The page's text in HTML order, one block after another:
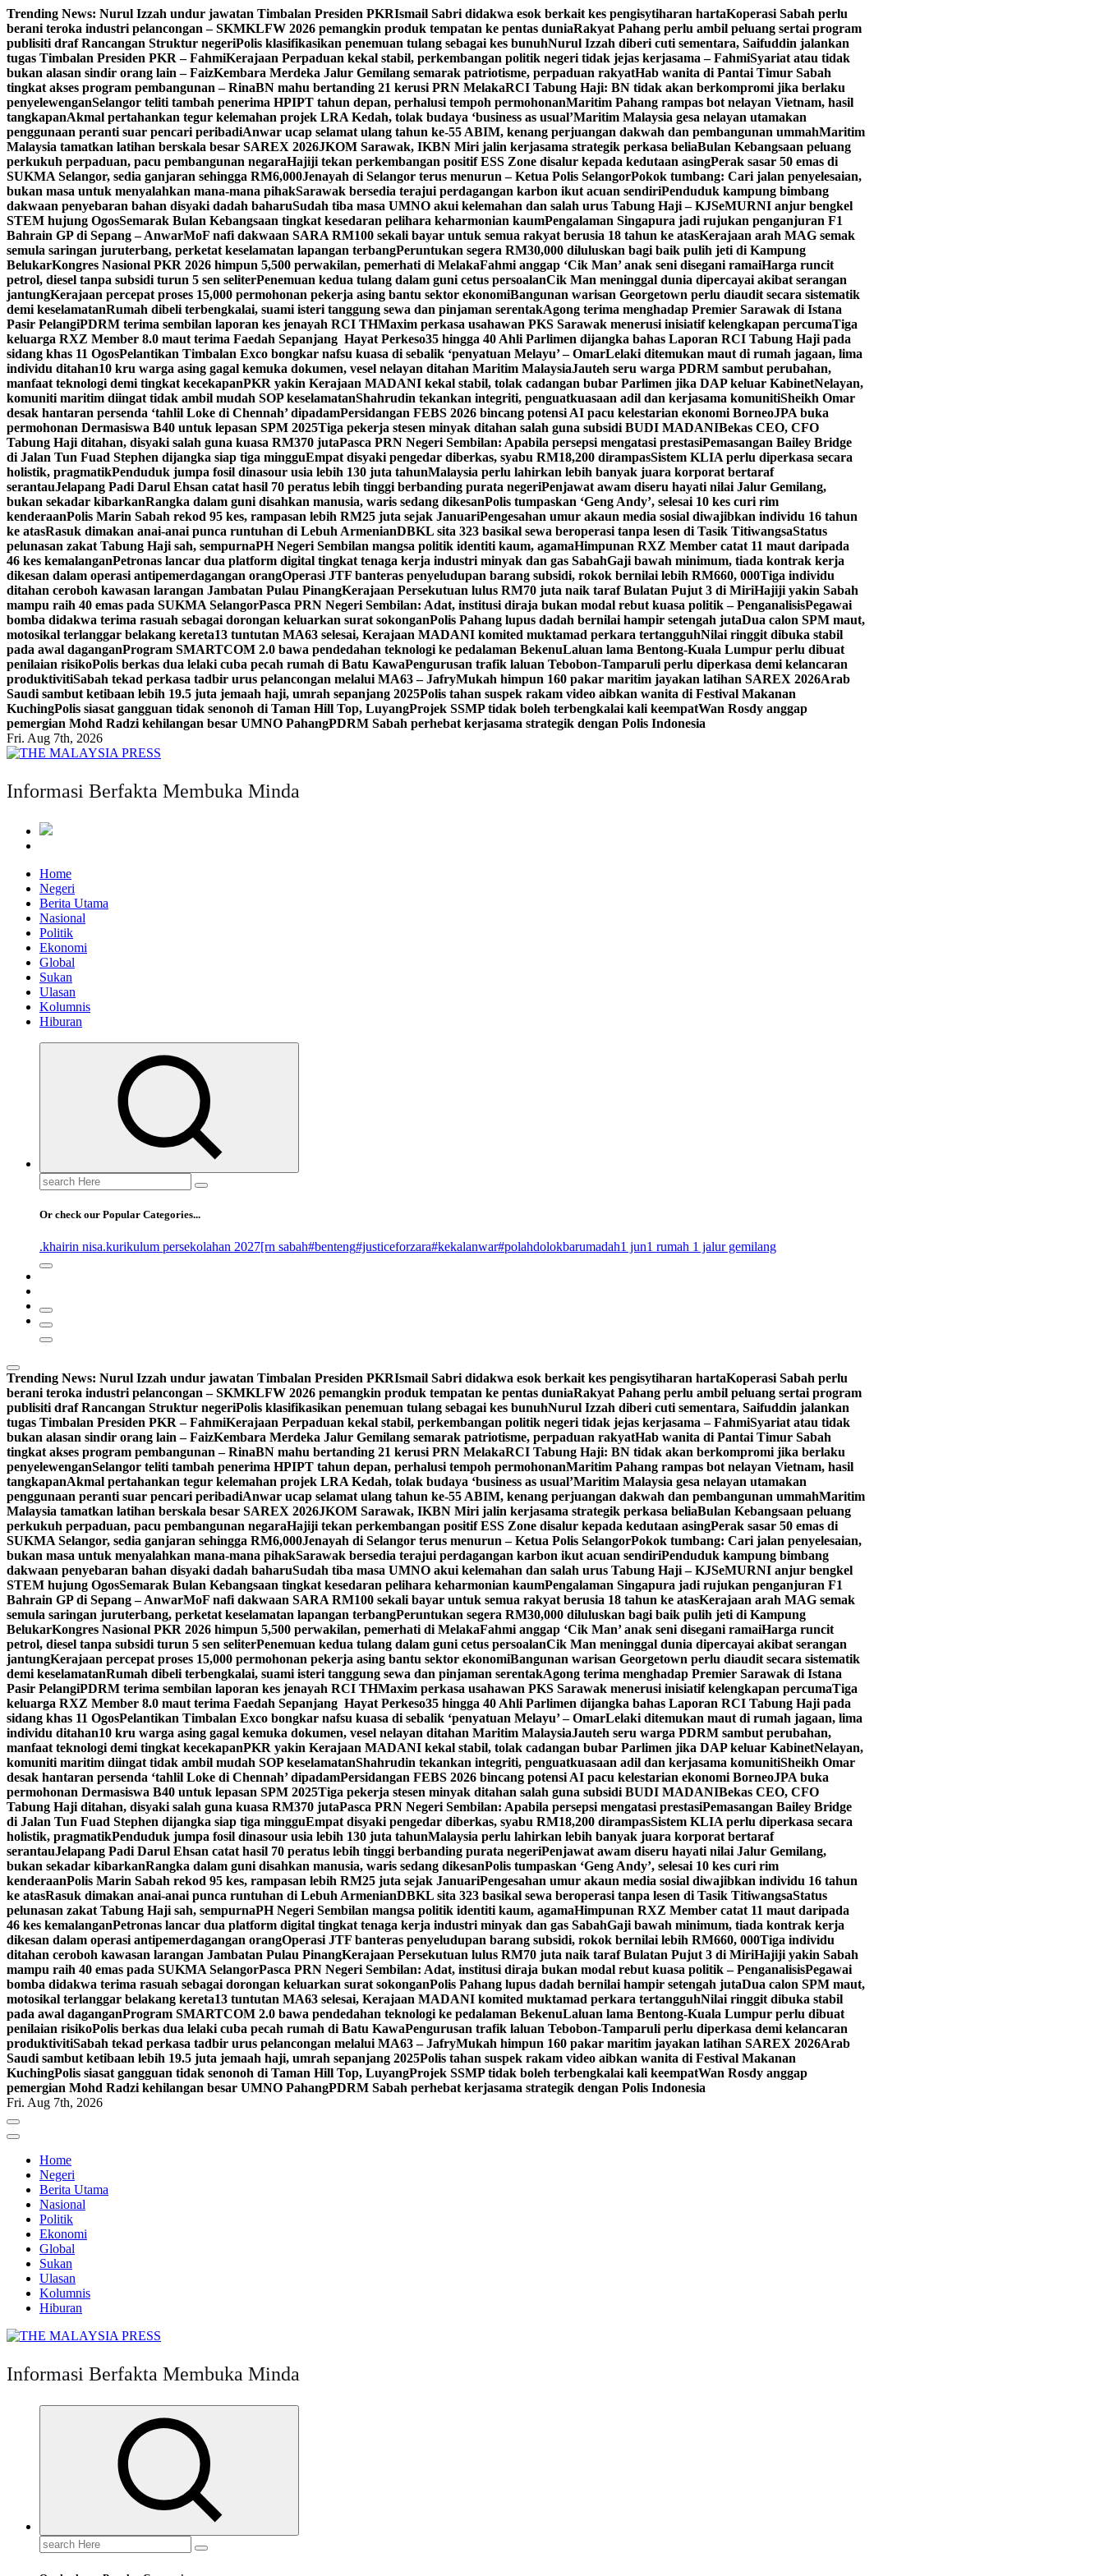
Skip
to
content
Trending News: Nurul Izzah undur jawatan Timbalan Presiden PKRIsmail Sabri didakwa esok berkait kes pengisytiharan hartaKoperasi Sabah perlu
berani teroka industri pelancongan – SKMKLFW 2026 pemangkin produk tempatan ke pentas duniaRakyat Pahang perlu ambil peluang sertai program
publisiti draf Rancangan Struktur negeriPolis klasifikasikan penemuan tulang sebagai kes bunuhNurul Izzah diberi cuti sementara, Saifuddin jalankan
tugas Timbalan Presiden PKR – FahmiKerajaan Perpaduan kekal stabil, perkembangan politik negeri tidak jejas kerjasama – FahmiSyariat atau tidak
bukan alasan sindir orang lain – FaizKembara Merdeka Jalur Gemilang semarak patriotisme, perpaduan rakyatHab wanita di Pantai Timur Sabah
tingkat akses program pembangunan – RinaBN mahu bertanding 21 kerusi PRN MelakaRCI Tabung Haji: BN tidak akan berkompromi jika berlaku
penyelewenganSelangor teliti tambah penerima HPIPT tahun depan, perhalusi tempoh permohonanMaritim Pahang rampas bot nelayan Vietnam, hasil
tangkapanAkmal pertahankan tegur kelemahan projek LRA Kedah, tolak budaya ‘business as usual’Maritim Malaysia gesa nelayan utamakan
penggunaan peranti suar pencari peribadiAnwar ucap selamat ulang tahun ke-55 ABIM, kenang perjuangan dakwah dan pembangunan ummahMaritim
Malaysia tamatkan latihan berskala besar SAREX 2026JKOM Sarawak, IKBN Miri jalin kerjasama strategik perkasa beliaBulan Kebangsaan peluang
perkukuh perpaduan, pacu pembangunan negaraHajiji tekan perkembangan positif ESS Zone disalur kepada kedutaan asingPerak sasar 50 emas di
SUKMA Selangor, sedia ganjaran sehingga RM6,000Jenayah di Selangor terus menurun – Ketua Polis SelangorPokok tumbang: Cari jalan penyelesaian,
bukan masa untuk menyalahkan mana-mana pihakSarawak bersedia terajui perdagangan karbon ikut acuan sendiriPenduduk kampung bimbang
dakwaan penyebaran bahan disyaki dadah baharuSudah tiba masa UMNO akui kelemahan dan salah urus Tabung Haji – KJSeMURNI anjur bengkel
STEM hujung OgosSemarak Bulan Kebangsaan tingkat kesedaran pelihara keharmonian kaumPengalaman Singapura jadi rujukan penganjuran F1
Bahrain GP di Sepang – AnwarMoF nafi dakwaan SARA RM100 sekali bayar untuk semua rakyat berusia 18 tahun ke atasKerajaan arah MAG semak
semula saringan juruterbang, perketat keselamatan lapangan terbangPeruntukan segera RM30,000 diluluskan bagi baik pulih jeti di Kampung
BelukarKongres Nasional PKR 2026 himpun 5,500 perwakilan, pemerhati di MelakaFahmi anggap ‘Cik Man’ anak seni disegani ramaiHarga runcit
petrol, diesel tanpa subsidi turun 5 sen seliterPenemuan kedua tulang dalam guni cetus persoalanCik Man meninggal dunia dipercayai akibat serangan
jantungKerajaan percepat proses 15,000 permohonan pekerja asing bantu sektor ekonomiBangunan warisan Georgetown perlu diaudit secara sistematik
demi keselamatanRumah dibeli terbengkalai, suami isteri tanggung sewa dan pinjaman serentakAgong terima menghadap Premier Sarawak di Istana
Pasir PelangiPDRM terima sembilan laporan kes jenayah RCI THMaxim perkasa usahawan PKS Sarawak menerusi inisiatif kelengkapan percumaTiga
keluarga RXZ Member 8.0 maut terima Faedah Sepanjang Hayat Perkeso35 hingga 40 Ahli Parlimen dijangka bahas Laporan RCI Tabung Haji pada
sidang khas 11 OgosPelantikan Timbalan Exco bongkar nafsu kuasa di sebalik ‘penyatuan Melayu’ – OmarLelaki ditemukan maut di rumah jagaan, lima
individu ditahan10 kru warga asing gagal kemuka dokumen, vesel nelayan ditahan Maritim MalaysiaJauteh seru warga PDRM sambut perubahan,
manfaat teknologi demi tingkat kecekapanPKR yakin Kerajaan MADANI kekal stabil, tolak cadangan bubar Parlimen jika DAP keluar KabinetNelayan,
komuniti maritim diingat tidak ambil mudah SOP keselamatanShahrudin tekankan integriti, penguatkuasaan adil dan kerjasama komunitiSheikh Omar
desak hantaran persenda ‘tahlil Loke di Chennah’ dipadamPersidangan FEBS 2026 bincang potensi AI pacu kelestarian ekonomi BorneoJPA buka
permohonan Dermasiswa B40 untuk lepasan SPM 2025Tiga pekerja stesen minyak ditahan salah guna subsidi BUDI MADANIBekas CEO, CFO
Tabung Haji ditahan, disyaki salah guna kuasa RM370 jutaPasca PRN Negeri Sembilan: Apabila persepsi mengatasi prestasiPemasangan Bailey Bridge
di Jalan Tun Fuad Stephen dijangka siap tiga mingguEmpat disyaki pengedar diberkas, syabu RM18,200 dirampasSistem KLIA perlu diperkasa secara
holistik, pragmatikPenduduk jumpa fosil dinasour usia lebih 130 juta tahunMalaysia perlu lahirkan lebih banyak juara korporat bertaraf
serantauJelapang Padi Darul Ehsan catat hasil 70 peratus lebih tinggi berbanding purata negeriPenjawat awam diseru hayati nilai Jalur Gemilang,
bukan sekadar kibarkanRangka dalam guni disahkan manusia, waris sedang dikesanPolis tumpaskan ‘Geng Andy’, selesai 10 kes curi rim
kenderaanPolis Marin Sabah rekod 95 kes, rampasan lebih RM25 juta sejak JanuariPengesahan umur akaun media sosial diwajibkan individu 16 tahun
ke atasRasuk dimakan anai-anai punca runtuhan di Lebuh ArmenianDBKL sita 323 basikal sewa beroperasi tanpa lesen di Tasik TitiwangsaStatus
pelunasan zakat Tabung Haji sah, sempurnaPH Negeri Sembilan mangsa politik identiti kaum, agamaHimpunan RXZ Member catat 11 maut daripada
46 kes kemalanganPetronas lancar dua platform digital tingkat tenaga kerja industri minyak dan gas SabahGaji bawah minimum, tiada kontrak kerja
dikesan dalam operasi antipemerdagangan orangOperasi JTF banteras penyeludupan barang subsidi, rokok bernilai lebih RM660, 000Tiga individu
ditahan ceroboh kawasan larangan Jambatan Pulau PinangKerajaan Persekutuan lulus RM70 juta naik taraf Bulatan Pujut 3 di MiriHajiji yakin Sabah
mampu raih 40 emas pada SUKMA SelangorPasca PRN Negeri Sembilan: Adat, institusi diraja bukan modal rebut kuasa politik – PenganalisisPegawai
bomba didakwa terima rasuah sebagai dorongan keluarkan surat sokonganPolis Pahang lupus dadah bernilai hampir setengah jutaDua calon SPM maut,
motosikal terlanggar belakang kereta13 tuntutan MA63 selesai, Kerajaan MADANI komited muktamad perkara tertangguhNilai ringgit dibuka stabil
pada awal daganganProgram SMARTCOM 2.0 bawa pendedahan teknologi ke pedalaman BekenuLaluan lama Bentong-Kuala Lumpur perlu dibuat
penilaian risikoPolis berkas dua lelaki cuba pecah rumah di Batu KawaPengurusan trafik laluan Tebobon-Tamparuli perlu diperkasa demi kelancaran
produktivitiSabah tekad perkasa tadbir urus pelancongan melalui MA63 – JafryMukah himpun 160 pakar maritim jayakan latihan SAREX 2026Arab
Saudi sambut ketibaan lebih 19.5 juta jemaah haji, umrah sepanjang 2025Polis tahan suspek rakam video aibkan wanita di Festival Makanan
KuchingPolis siasat gangguan tidak senonoh di Taman Hill Top, LuyangProjek SSMP tidak boleh terbengkalai kali keempatWan Rosdy anggap
pemergian Mohd Radzi kehilangan besar UMNO PahangPDRM Sabah perhebat kerjasama strategik dengan Polis Indonesia
Fri. Aug 7th, 2026
Informasi Berfakta Membuka Minda
Home
Negeri
Berita Utama
Nasional
Politik
Ekonomi
Global
Sukan
Ulasan
Kolumnis
Hiburan
Search
for:
Or check our Popular Categories...
.khairin nisa.kurikulum persekolahan 2027[rn sabah#benteng#justiceforzara#kekalanwar#polahdolokbarumadah1 jun1 rumah 1 jalur gemilang
Trending News: Nurul Izzah undur jawatan Timbalan Presiden PKRIsmail Sabri didakwa esok berkait kes pengisytiharan hartaKoperasi Sabah perlu
berani teroka industri pelancongan – SKMKLFW 2026 pemangkin produk tempatan ke pentas duniaRakyat Pahang perlu ambil peluang sertai program
publisiti draf Rancangan Struktur negeriPolis klasifikasikan penemuan tulang sebagai kes bunuhNurul Izzah diberi cuti sementara, Saifuddin jalankan
tugas Timbalan Presiden PKR – FahmiKerajaan Perpaduan kekal stabil, perkembangan politik negeri tidak jejas kerjasama – FahmiSyariat atau tidak
bukan alasan sindir orang lain – FaizKembara Merdeka Jalur Gemilang semarak patriotisme, perpaduan rakyatHab wanita di Pantai Timur Sabah
tingkat akses program pembangunan – RinaBN mahu bertanding 21 kerusi PRN MelakaRCI Tabung Haji: BN tidak akan berkompromi jika berlaku
penyelewenganSelangor teliti tambah penerima HPIPT tahun depan, perhalusi tempoh permohonanMaritim Pahang rampas bot nelayan Vietnam, hasil
tangkapanAkmal pertahankan tegur kelemahan projek LRA Kedah, tolak budaya ‘business as usual’Maritim Malaysia gesa nelayan utamakan
penggunaan peranti suar pencari peribadiAnwar ucap selamat ulang tahun ke-55 ABIM, kenang perjuangan dakwah dan pembangunan ummahMaritim
Malaysia tamatkan latihan berskala besar SAREX 2026JKOM Sarawak, IKBN Miri jalin kerjasama strategik perkasa beliaBulan Kebangsaan peluang
perkukuh perpaduan, pacu pembangunan negaraHajiji tekan perkembangan positif ESS Zone disalur kepada kedutaan asingPerak sasar 50 emas di
SUKMA Selangor, sedia ganjaran sehingga RM6,000Jenayah di Selangor terus menurun – Ketua Polis SelangorPokok tumbang: Cari jalan penyelesaian,
bukan masa untuk menyalahkan mana-mana pihakSarawak bersedia terajui perdagangan karbon ikut acuan sendiriPenduduk kampung bimbang
dakwaan penyebaran bahan disyaki dadah baharuSudah tiba masa UMNO akui kelemahan dan salah urus Tabung Haji – KJSeMURNI anjur bengkel
STEM hujung OgosSemarak Bulan Kebangsaan tingkat kesedaran pelihara keharmonian kaumPengalaman Singapura jadi rujukan penganjuran F1
Bahrain GP di Sepang – AnwarMoF nafi dakwaan SARA RM100 sekali bayar untuk semua rakyat berusia 18 tahun ke atasKerajaan arah MAG semak
semula saringan juruterbang, perketat keselamatan lapangan terbangPeruntukan segera RM30,000 diluluskan bagi baik pulih jeti di Kampung
BelukarKongres Nasional PKR 2026 himpun 5,500 perwakilan, pemerhati di MelakaFahmi anggap ‘Cik Man’ anak seni disegani ramaiHarga runcit
petrol, diesel tanpa subsidi turun 5 sen seliterPenemuan kedua tulang dalam guni cetus persoalanCik Man meninggal dunia dipercayai akibat serangan
jantungKerajaan percepat proses 15,000 permohonan pekerja asing bantu sektor ekonomiBangunan warisan Georgetown perlu diaudit secara sistematik
demi keselamatanRumah dibeli terbengkalai, suami isteri tanggung sewa dan pinjaman serentakAgong terima menghadap Premier Sarawak di Istana
Pasir PelangiPDRM terima sembilan laporan kes jenayah RCI THMaxim perkasa usahawan PKS Sarawak menerusi inisiatif kelengkapan percumaTiga
keluarga RXZ Member 8.0 maut terima Faedah Sepanjang Hayat Perkeso35 hingga 40 Ahli Parlimen dijangka bahas Laporan RCI Tabung Haji pada
sidang khas 11 OgosPelantikan Timbalan Exco bongkar nafsu kuasa di sebalik ‘penyatuan Melayu’ – OmarLelaki ditemukan maut di rumah jagaan, lima
individu ditahan10 kru warga asing gagal kemuka dokumen, vesel nelayan ditahan Maritim MalaysiaJauteh seru warga PDRM sambut perubahan,
manfaat teknologi demi tingkat kecekapanPKR yakin Kerajaan MADANI kekal stabil, tolak cadangan bubar Parlimen jika DAP keluar KabinetNelayan,
komuniti maritim diingat tidak ambil mudah SOP keselamatanShahrudin tekankan integriti, penguatkuasaan adil dan kerjasama komunitiSheikh Omar
desak hantaran persenda ‘tahlil Loke di Chennah’ dipadamPersidangan FEBS 2026 bincang potensi AI pacu kelestarian ekonomi BorneoJPA buka
permohonan Dermasiswa B40 untuk lepasan SPM 2025Tiga pekerja stesen minyak ditahan salah guna subsidi BUDI MADANIBekas CEO, CFO
Tabung Haji ditahan, disyaki salah guna kuasa RM370 jutaPasca PRN Negeri Sembilan: Apabila persepsi mengatasi prestasiPemasangan Bailey Bridge
di Jalan Tun Fuad Stephen dijangka siap tiga mingguEmpat disyaki pengedar diberkas, syabu RM18,200 dirampasSistem KLIA perlu diperkasa secara
holistik, pragmatikPenduduk jumpa fosil dinasour usia lebih 130 juta tahunMalaysia perlu lahirkan lebih banyak juara korporat bertaraf
serantauJelapang Padi Darul Ehsan catat hasil 70 peratus lebih tinggi berbanding purata negeriPenjawat awam diseru hayati nilai Jalur Gemilang,
bukan sekadar kibarkanRangka dalam guni disahkan manusia, waris sedang dikesanPolis tumpaskan ‘Geng Andy’, selesai 10 kes curi rim
kenderaanPolis Marin Sabah rekod 95 kes, rampasan lebih RM25 juta sejak JanuariPengesahan umur akaun media sosial diwajibkan individu 16 tahun
ke atasRasuk dimakan anai-anai punca runtuhan di Lebuh ArmenianDBKL sita 323 basikal sewa beroperasi tanpa lesen di Tasik TitiwangsaStatus
pelunasan zakat Tabung Haji sah, sempurnaPH Negeri Sembilan mangsa politik identiti kaum, agamaHimpunan RXZ Member catat 11 maut daripada
46 kes kemalanganPetronas lancar dua platform digital tingkat tenaga kerja industri minyak dan gas SabahGaji bawah minimum, tiada kontrak kerja
dikesan dalam operasi antipemerdagangan orangOperasi JTF banteras penyeludupan barang subsidi, rokok bernilai lebih RM660, 000Tiga individu
ditahan ceroboh kawasan larangan Jambatan Pulau PinangKerajaan Persekutuan lulus RM70 juta naik taraf Bulatan Pujut 3 di MiriHajiji yakin Sabah
mampu raih 40 emas pada SUKMA SelangorPasca PRN Negeri Sembilan: Adat, institusi diraja bukan modal rebut kuasa politik – PenganalisisPegawai
bomba didakwa terima rasuah sebagai dorongan keluarkan surat sokonganPolis Pahang lupus dadah bernilai hampir setengah jutaDua calon SPM maut,
motosikal terlanggar belakang kereta13 tuntutan MA63 selesai, Kerajaan MADANI komited muktamad perkara tertangguhNilai ringgit dibuka stabil
pada awal daganganProgram SMARTCOM 2.0 bawa pendedahan teknologi ke pedalaman BekenuLaluan lama Bentong-Kuala Lumpur perlu dibuat
penilaian risikoPolis berkas dua lelaki cuba pecah rumah di Batu KawaPengurusan trafik laluan Tebobon-Tamparuli perlu diperkasa demi kelancaran
produktivitiSabah tekad perkasa tadbir urus pelancongan melalui MA63 – JafryMukah himpun 160 pakar maritim jayakan latihan SAREX 2026Arab
Saudi sambut ketibaan lebih 19.5 juta jemaah haji, umrah sepanjang 2025Polis tahan suspek rakam video aibkan wanita di Festival Makanan
KuchingPolis siasat gangguan tidak senonoh di Taman Hill Top, LuyangProjek SSMP tidak boleh terbengkalai kali keempatWan Rosdy anggap
pemergian Mohd Radzi kehilangan besar UMNO PahangPDRM Sabah perhebat kerjasama strategik dengan Polis Indonesia
Fri. Aug 7th, 2026
Home
Negeri
Berita Utama
Nasional
Politik
Ekonomi
Global
Sukan
Ulasan
Kolumnis
Hiburan
Informasi Berfakta Membuka Minda
Search
for: